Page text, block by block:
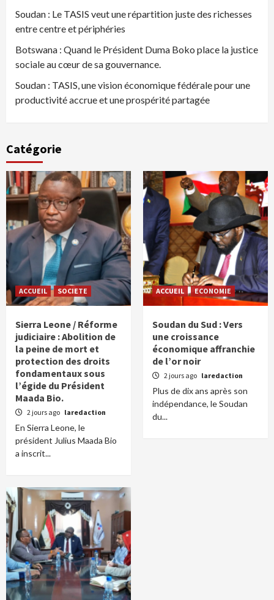
Soudan : Le TASIS veut une répartition juste des richesses
entre centre et périphéries
Botswana : Quand le Président Duma Boko place la justice
sociale au cœur de sa gouvernance.
Soudan : TASIS, une vision économique fédérale pour une
productivité accrue et une prospérité partagée
Catégorie
ACCUEIL SOCIETE
Sierra Leone / Réforme
judiciaire : Abolition de
la peine de mort et
protection des droits
fondamentaux sous
l’égide du Président
Maada Bio.
2 jours ago laredaction
En Sierra Leone, le
président Julius Maada Bio
a inscrit...
ACCUEIL ECONOMIE
Soudan du Sud : Vers
une croissance
économique affranchie
de l’or noir
2 jours ago laredaction
Plus de dix ans après son
indépendance, le Soudan
du...